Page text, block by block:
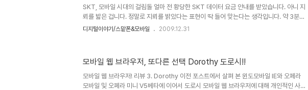
렇지 못한 민초들과 그환경을 뚫고 힘겹게 올라온 성공한? 소수의 민초들을 옭아매는 방..
SKT, 모바일 시대의 걸림돌 얼마 전 황당한 SKT 데이터 요금 안내를 받았습니다. 아니 지
뢰를 밟은 겁니다. 정말로 지뢰를 밝았다는 표현이 딱 들어 맞는다는 생각입니다. 약 3분가
량 사용하고 데이터 통화 사용금액이 4만원이 넘었다는 문자메시지를 받았으니... -데이터
게 대응하고 요구해야 합니다!!! 물론 고객센터에 전화를 걸어 다행히도 큰 문제 없이 지뢰
를 잘 제거할 수 있었습니다만, 이를 모르고 그냥 당연히 그래야만 하는 줄 알..
디지털이야기/스맡폰&모바일 2009.12.31
모바일 웹 브라우저, 또다른 선택 Dorothy 도로시!!
모바일 웹 브라우저! 리뷰 3. Dorothy 이전 포스트에서 살펴 본 윈도모바일 IE와 오페라
모바일 및 오페라 미니 V5베타에 이어서 도로시 모바일 웹 브라우저에 대해 개인적인 사용